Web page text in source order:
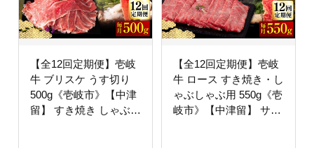
【全12回定期便】壱岐
牛 ブリスケ うす切り
500g《壱岐市》【中津
留】 すき焼き しゃぶし
【全12回定期便】壱岐
牛 ロース すき焼き・し
ゃぶしゃぶ用 550g《壱
岐市》【中津留】 サー